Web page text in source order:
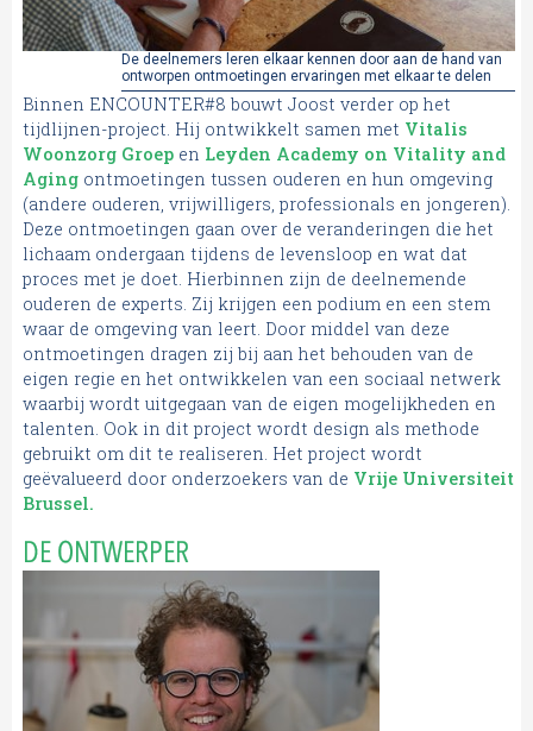
De deelnemers leren elkaar kennen door aan de hand van
ontworpen ontmoetingen ervaringen met elkaar te delen
Binnen ENCOUNTER#8 bouwt Joost verder op het
tijdlijnen-project. Hij ontwikkelt samen met Vitalis
Woonzorg Groep en Leyden Academy on Vitality and
Aging ontmoetingen tussen ouderen en hun omgeving
(andere ouderen, vrijwilligers, professionals en jongeren).
Deze ontmoetingen gaan over de veranderingen die het
lichaam ondergaan tijdens de levensloop en wat dat
proces met je doet. Hierbinnen zijn de deelnemende
ouderen de experts. Zij krijgen een podium en een stem
waar de omgeving van leert. Door middel van deze
ontmoetingen dragen zij bij aan het behouden van de
eigen regie en het ontwikkelen van een sociaal netwerk
waarbij wordt uitgegaan van de eigen mogelijkheden en
talenten. Ook in dit project wordt design als methode
gebruikt om dit te realiseren. Het project wordt
geëvalueerd door onderzoekers van de Vrije Universiteit
Brussel.
DE ONTWERPER